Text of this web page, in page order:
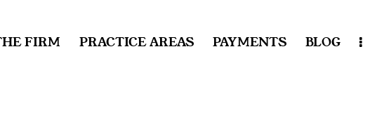
FIRM PRACTICE AREAS PAYMENTS BLOG